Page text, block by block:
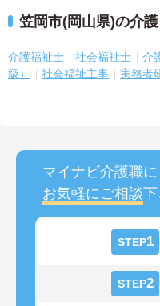
笠岡市(岡山県)の介
介護福祉士 社会福祉士
介
級）
社会福祉主事 実務者
マイナビ介護職に
お気軽にご相談下
STEP1
STEP2